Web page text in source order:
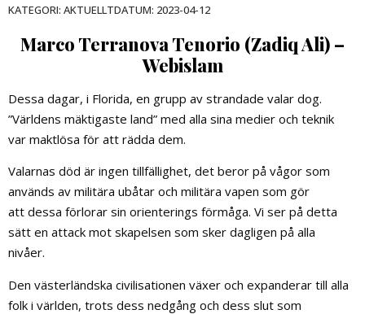
KATEGORI: AKTUELLTDATUM: 2023-04-12
Marco Terranova Tenorio (Zadiq Ali) –
Webislam
Dessa dagar, i Florida, en grupp av strandade valar dog.
”Världens mäktigaste land” med alla sina medier och teknik
var maktlösa för att rädda dem.
Valarnas död är ingen tillfällighet, det beror på vågor som
används av militära ubåtar och militära vapen som gör
att dessa förlorar sin orienterings förmåga. Vi ser på detta
sätt en attack mot skapelsen som sker dagligen på alla
nivåer.
Den västerländska civilisationen växer och expanderar till alla
folk i världen, trots dess nedgång och dess slut som